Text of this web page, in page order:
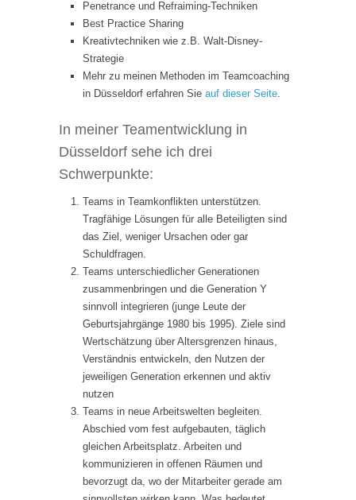
Penetrance und Refraiming-Techniken
Best Practice Sharing
Kreativtechniken wie z.B. Walt-Disney-
Strategie
Mehr zu meinen Methoden im Teamcoaching
in Düsseldorf erfahren Sie auf dieser Seite.
In meiner Teamentwicklung in
Düsseldorf sehe ich drei
Schwerpunkte:
Teams in Teamkonflikten unterstützen.
Tragfähige Lösungen für alle Beteiligten sind
das Ziel, weniger Ursachen oder gar
Schuldfragen.
Teams unterschiedlicher Generationen
zusammenbringen und die Generation Y
sinnvoll integrieren (junge Leute der
Geburtsjahrgänge 1980 bis 1995). Ziele sind
Wertschätzung über Altersgrenzen hinaus,
Verständnis entwickeln, den Nutzen der
jeweiligen Generation erkennen und aktiv
nutzen
Teams in neue Arbeitswelten begleiten.
Abschied vom fest aufgebauten, täglich
gleichen Arbeitsplatz. Arbeiten und
kommunizieren in offenen Räumen und
bevorzugt da, wo der Mitarbeiter gerade am